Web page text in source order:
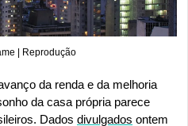
| Reprodução
da renda e da melhoria
da casa própria parece
Dados divulgados ontem